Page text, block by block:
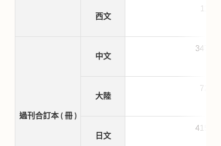
西文
116
過刊合訂本 ( 冊 )
中文
3476
大陸
723
日文
4153